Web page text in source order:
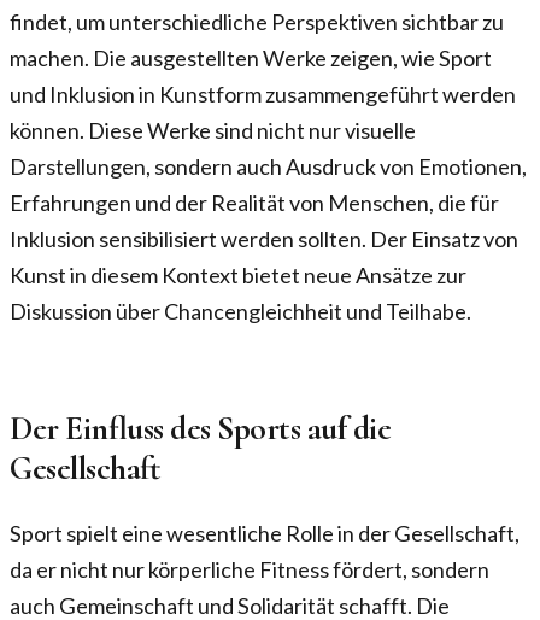
findet, um unterschiedliche Perspektiven sichtbar zu
machen. Die ausgestellten Werke zeigen, wie Sport
und Inklusion in Kunstform zusammengeführt werden
können. Diese Werke sind nicht nur visuelle
Darstellungen, sondern auch Ausdruck von Emotionen,
Erfahrungen und der Realität von Menschen, die für
Inklusion sensibilisiert werden sollten. Der Einsatz von
Kunst in diesem Kontext bietet neue Ansätze zur
Diskussion über Chancengleichheit und Teilhabe.
Der Einfluss des Sports auf die
Gesellschaft
Sport spielt eine wesentliche Rolle in der Gesellschaft,
da er nicht nur körperliche Fitness fördert, sondern
auch Gemeinschaft und Solidarität schafft. Die